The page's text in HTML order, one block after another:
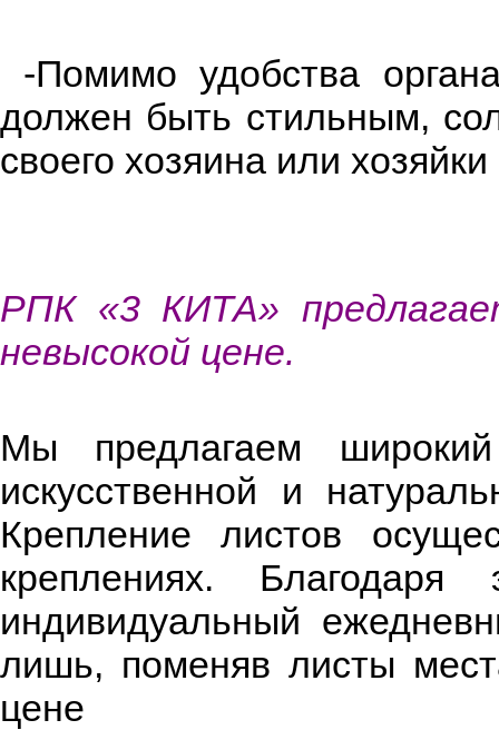
-Помимо удобства
должен быть стильным,
своего хозяина или хозяйки
РПК «3 КИТА»
невысокой цене.
Мы предлагаем
искусственной и
Крепление листов
креплениях.
индивидуальный
лишь, поменяв листы
цене